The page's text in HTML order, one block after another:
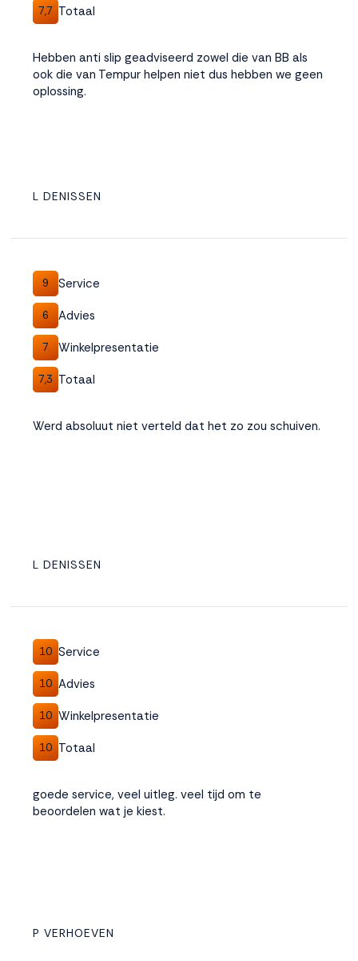
7,7 Totaal
Hebben anti slip geadviseerd zowel die van BB als
ook die van Tempur helpen niet dus hebben we geen
oplossing.
L DENISSEN
9 Service
6 Advies
7 Winkelpresentatie
7,3 Totaal
Werd absoluut niet verteld dat het zo zou schuiven.
L DENISSEN
10 Service
10 Advies
10 Winkelpresentatie
10 Totaal
goede service, veel uitleg. veel tijd om te
beoordelen wat je kiest.
P VERHOEVEN